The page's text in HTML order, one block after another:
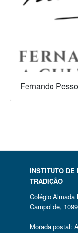
Fernando
INSTITUTO DE
TRADIÇÃO
Colégio Almada
Campolide,
Morada postal: